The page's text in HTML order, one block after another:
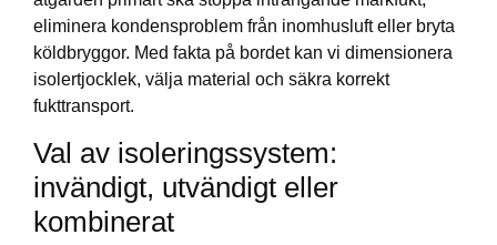
eliminera kondensproblem från inomhusluft eller bryta
köldbryggor. Med fakta på bordet kan vi dimensionera
isolertjocklek, välja material och säkra korrekt
fukttransport.
Val av isoleringssystem:
invändigt, utvändigt eller
kombinerat